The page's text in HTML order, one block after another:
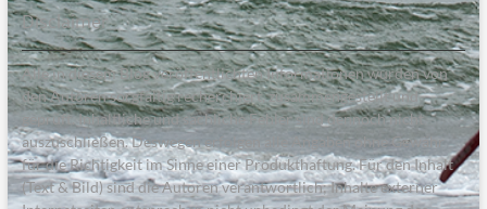
Disclaimer
Alle in diesem Blog veröffentlichten Informationen wurden von
den Autoren sorgfältig recherchiert, zusammengestellt und
geprüft. Inhaltliche und sachliche Fehler sind dennoch nicht
auszuschließen. Deswegen erfolgen alle Angaben ohne Gewähr
für die Richtigkeit im Sinne einer Produkthaftung. Für den Inhalt
(Text & Bild) sind die Autoren verantwortlich; Inhalte externer